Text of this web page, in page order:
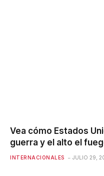
Vea cómo Estados
guerra y el alto el
INTERNACIONALES JULIO 29,